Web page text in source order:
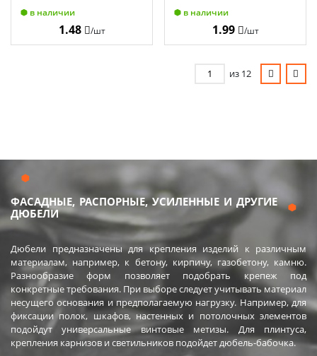
в наличии
1.48 /шт
в наличии
1.99 /шт
из 12
ФАСАДНЫЕ, РАСПОРНЫЕ, УСИЛЕННЫЕ И ДРУГИЕ
ДЮБЕЛИ
Дюбели предназначены для крепления изделий к различным
материалам, например, к бетону, кирпичу, газобетону, камню.
Разнообразие форм позволяет подобрать крепеж под
конкретные требования. При выборе следует учитывать материал
несущего основания и предполагаемую нагрузку. Например, для
фиксации полок, шкафов, настенных и потолочных элементов
подойдут универсальные винтовые метизы. Для плинтуса,
крепления карнизов и светильников подойдет дюбель-бабочка.